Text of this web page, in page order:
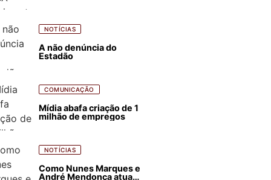
NOTÍCIAS
A não denúncia do
Estadão
COMUNICAÇÃO
Mídia abafa criação de 1
milhão de empregos
NOTÍCIAS
Como Nunes Marques e
André Mendonça atuam